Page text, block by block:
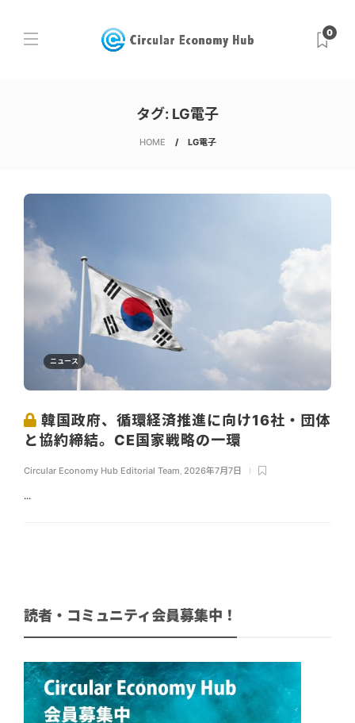
0
タグ: LG電子
HOME LG電子
ニュース
韓国政府、循環経済推進に向け16社・団体
と協約締結。CE国家戦略の一環
Circular Economy Hub Editorial Team, 2026年7月7日
...
読者・コミュニティ会員募集中！